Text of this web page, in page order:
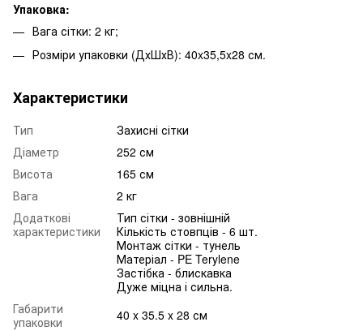
Упаковка:
Вага сітки: 2 кг;
Розміри упаковки (ДхШхВ): 40x35,5x28 см.
Характеристики
Тип
Захисні сітки
Діаметр
252 см
Висота
165 см
Вага
2 кг
Додаткові
характеристики
Тип сітки - зовнішній
Кількість стовпців - 6 шт.
Монтаж сітки - тунель
Матеріал - PE Terylene
Застібка - блискавка
Дуже міцна і сильна.
Габарити
упаковки
40 x 35.5 x 28 см